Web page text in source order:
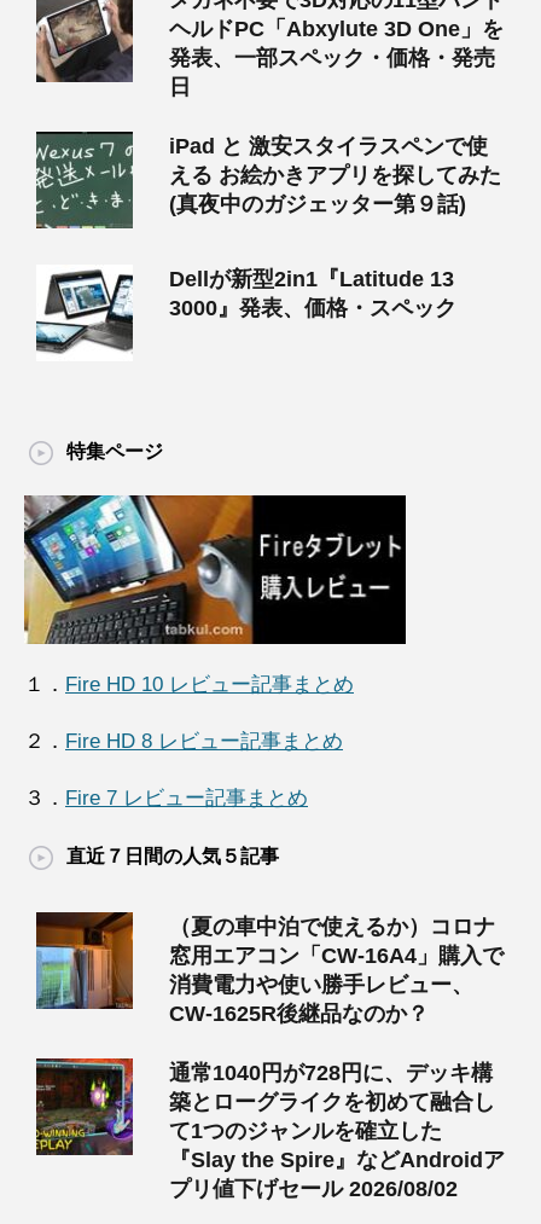
ヘルドPC「Abxylute 3D One」を
発表、一部スペック・価格・発売
日
iPad と 激安スタイラスペンで使
える お絵かきアプリを探してみた
(真夜中のガジェッター第９話)
Dellが新型2in1『Latitude 13
3000』発表、価格・スペック
特集ページ
１． Fire HD 10 レビュー記事まとめ
２． Fire HD 8 レビュー記事まとめ
３． Fire 7 レビュー記事まとめ
直近７日間の人気５記事
（夏の車中泊で使えるか）コロナ
窓用エアコン「CW-16A4」購入で
消費電力や使い勝手レビュー、
CW-1625R後継品なのか？
通常1040円が728円に、デッキ構
築とローグライクを初めて融合し
て1つのジャンルを確立した
『Slay the Spire』などAndroidア
プリ値下げセール 2026/08/02